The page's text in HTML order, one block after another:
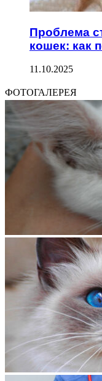
Проблема
кошек: как
11.10.2025
ФОТОГАЛЕРЕЯ